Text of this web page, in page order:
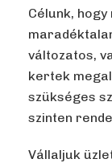
Célunk,
változatos,
kertek
szükséges
szinten
Vállaljuk